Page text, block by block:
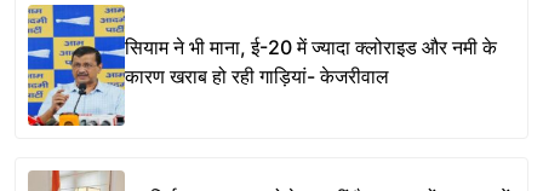
सियाम ने भी माना, ई-20 में ज्यादा क्लोराइड और नमी के
कारण खराब हो रही गाड़ियां- केजरीवाल